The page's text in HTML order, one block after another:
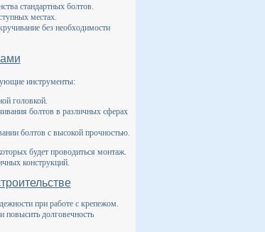
стандартных болтов.
местах.
без необходимости
инструменты:
головкой.
болтов в различных сферах
болтов с высокой прочностью.
будет проводиться монтаж.
конструкций.
при работе с крепежом.
повысить долговечность